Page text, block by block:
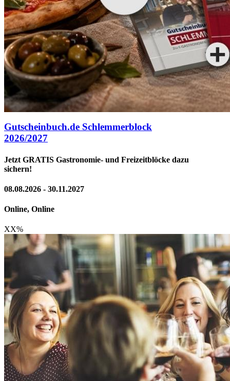
Gutscheinbuch.de Schlemmerblock
2026/2027
Jetzt GRATIS Gastronomie- und Freizeitblöcke dazu
sichern!
08.08.2026 - 30.11.2027
Online, Online
XX%